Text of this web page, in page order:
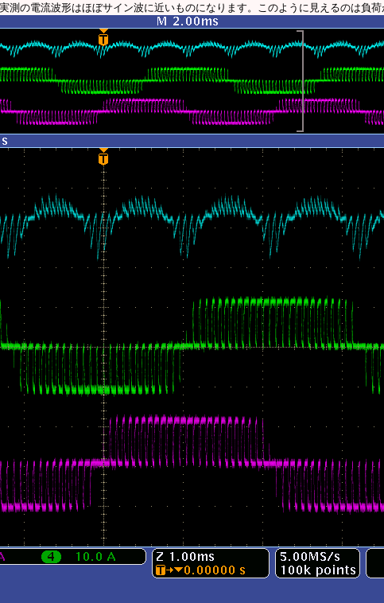
の電流波形はほぼサイン波に近いものになります。このように見えるのは負荷